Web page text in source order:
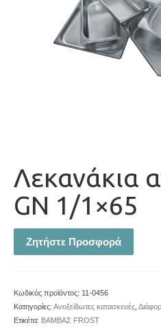
Λεκανάκια
GN 1/1×65
Ζητήστε Προσφορά
Κωδικός προϊόντος: 11-0456
Κατηγορίες: Ανοξείδωτες κατασκευές
Ετικέτα: ΒΑΜΒΑΣ FROST